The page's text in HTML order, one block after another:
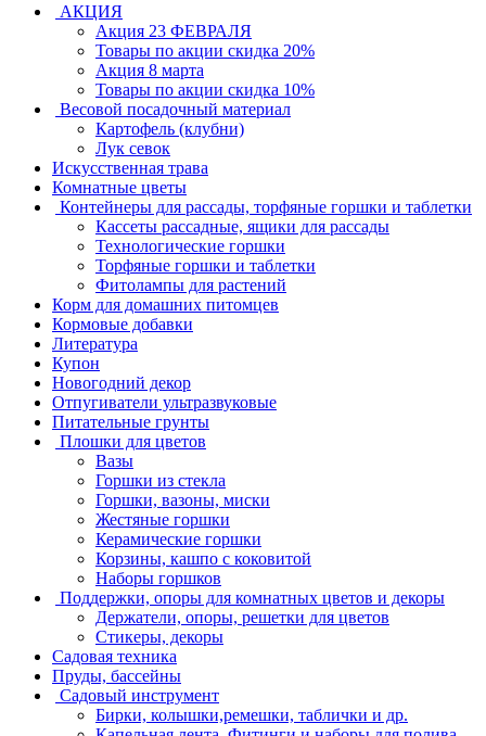
АКЦИЯ
Акция 23 ФЕВРАЛЯ
Товары по акции скидка 20%
Акция 8 марта
Товары по акции скидка 10%
Весовой посадочный материал
Картофель (клубни)
Лук севок
Искусственная трава
Комнатные цветы
Контейнеры для рассады, торфяные горшки и таблетки
Кассеты рассадные, ящики для рассады
Технологические горшки
Торфяные горшки и таблетки
Фитолампы для растений
Корм для домашних питомцев
Кормовые добавки
Литература
Купон
Новогодний декор
Отпугиватели ультразвуковые
Питательные грунты
Плошки для цветов
Вазы
Горшки из стекла
Горшки, вазоны, миски
Жестяные горшки
Керамические горшки
Корзины, кашпо с коковитой
Наборы горшков
Поддержки, опоры для комнатных цветов и декоры
Держатели, опоры, решетки для цветов
Стикеры, декоры
Садовая техника
Пруды, бассейны
Садовый инструмент
Бирки, колышки,ремешки, таблички и др.